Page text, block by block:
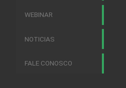
WEBINAR
NOTICIAS
FALE CONOSCO